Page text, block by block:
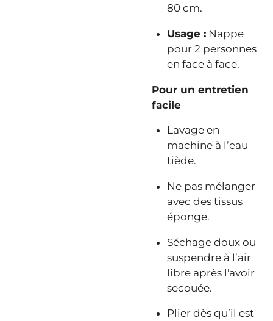
80 cm.
Usage : Nappe
pour 2 personnes
en face à face.
Pour un entretien
facile
Lavage en
machine à l’eau
tiède.
Ne pas mélanger
avec des tissus
éponge.
Séchage doux ou
suspendre à l’air
libre après l'avoir
secouée.
Plier dès qu’il est